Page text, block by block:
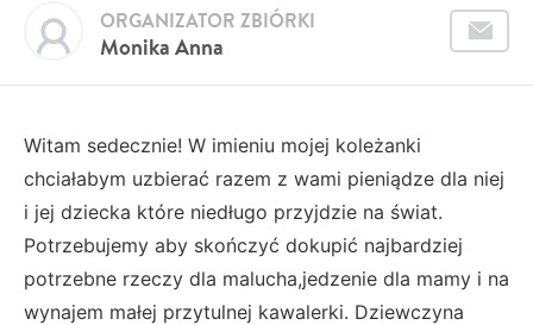
Monika Anna
ORGANIZATOR ZBIÓRKI
Witam sedecznie! W imieniu mojej koleżanki
chciałabym uzbierać razem z wami pieniądze dla niej
i jej dziecka które niedługo przyjdzie na świat.
Potrzebujemy aby skończyć dokupić najbardziej
potrzebne rzeczy dla malucha,jedzenie dla mamy i na
wynajem małej przytulnej kawalerki. Dziewczyna